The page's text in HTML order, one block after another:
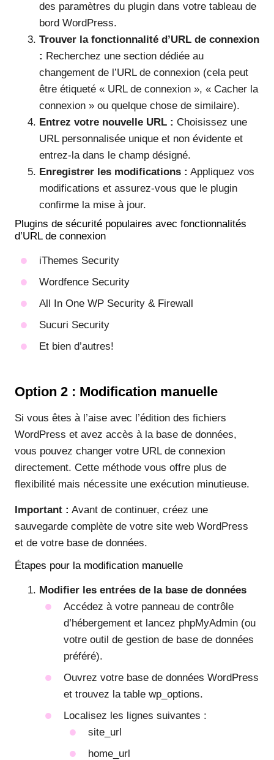
des paramètres du plugin dans votre tableau de
bord WordPress.
Trouver la fonctionnalité d’URL de connexion
: Recherchez une section dédiée au
changement de l’URL de connexion (cela peut
être étiqueté « URL de connexion », « Cacher la
connexion » ou quelque chose de similaire).
Entrez votre nouvelle URL : Choisissez une
URL personnalisée unique et non évidente et
entrez-la dans le champ désigné.
Enregistrer les modifications : Appliquez vos
modifications et assurez-vous que le plugin
confirme la mise à jour.
Plugins de sécurité populaires avec fonctionnalités
d’URL de connexion
iThemes Security
Wordfence Security
All In One WP Security & Firewall
Sucuri Security
Et bien d’autres!
Option 2 : Modification manuelle
Si vous êtes à l’aise avec l’édition des fichiers
WordPress et avez accès à la base de données,
vous pouvez changer votre URL de connexion
directement. Cette méthode vous offre plus de
flexibilité mais nécessite une exécution minutieuse.
Important : Avant de continuer, créez une
sauvegarde complète de votre site web WordPress
et de votre base de données.
Étapes pour la modification manuelle
Modifier les entrées de la base de données
Accédez à votre panneau de contrôle
d’hébergement et lancez phpMyAdmin (ou
votre outil de gestion de base de données
préféré).
Ouvrez votre base de données WordPress
et trouvez la table wp_options.
Localisez les lignes suivantes :
site_url
home_url